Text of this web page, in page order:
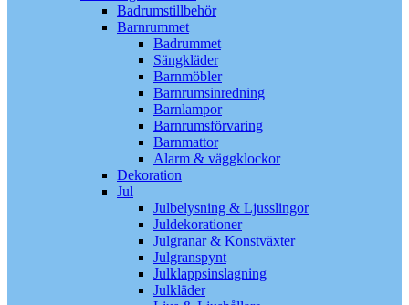
Badrumstillbehör
Barnrummet
Badrummet
Sängkläder
Barnmöbler
Barnrumsinredning
Barnlampor
Barnrumsförvaring
Barnmattor
Alarm & väggklockor
Dekoration
Jul
Julbelysning & Ljusslingor
Juldekorationer
Julgranar & Konstväxter
Julgranspynt
Julklappsinslagning
Julkläder